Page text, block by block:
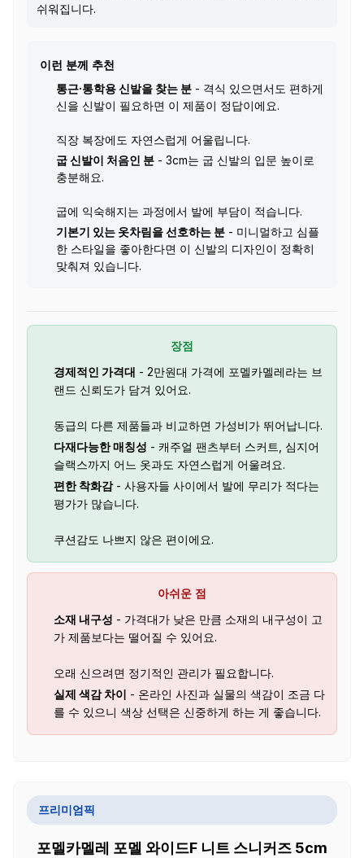
쉬워집니다.
이런 분께 추천
통근·통학용 신발을 찾는 분 - 격식 있으면서도 편하게
신을 신발이 필요하면 이 제품이 정답이에요.
직장 복장에도 자연스럽게 어울립니다.
굽 신발이 처음인 분 - 3cm는 굽 신발의 입문 높이로
충분해요.
굽에 익숙해지는 과정에서 발에 부담이 적습니다.
기본기 있는 옷차림을 선호하는 분 - 미니멀하고 심플
한 스타일을 좋아한다면 이 신발의 디자인이 정확히
맞춰져 있습니다.
장점
경제적인 가격대 - 2만원대 가격에 포멜카멜레라는 브
랜드 신뢰도가 담겨 있어요.
동급의 다른 제품들과 비교하면 가성비가 뛰어납니다.
다재다능한 매칭성 - 캐주얼 팬츠부터 스커트, 심지어
슬랙스까지 어느 옷과도 자연스럽게 어울려요.
편한 착화감- 사용자들 사이에서 발에 무리가 적다는
평가가 많습니다.
쿠션감도 나쁘지 않은 편이에요.
아쉬운 점
소재 내구성 - 가격대가 낮은 만큼 소재의 내구성이 고
가 제품보다는 떨어질 수 있어요.
오래 신으려면 정기적인 관리가 필요합니다.
실제 색감 차이 - 온라인 사진과 실물의 색감이 조금 다
를 수 있으니 색상 선택은 신중하게 하는 게 좋습니다.
프리미엄픽
포멜카멜레 포멜 와이드F 니트 스니커즈 5cm